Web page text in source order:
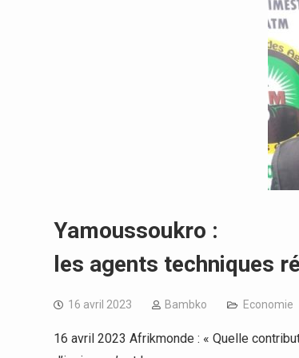
Yamoussoukro :
les agents techniques
16 avril 2023 Bambko Economie
16 avril 2023 Afrikmonde : « Quelle